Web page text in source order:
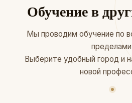
Обучение в
Мы проводим обучение по
Выберите удобный город и
новой